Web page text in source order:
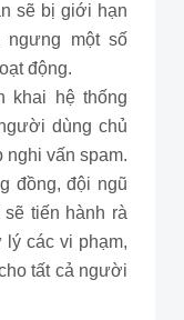
sẽ bị giới hạn
ngưng một số
động.
khai hệ thống
dùng chủ
vấn spam.
đồng, đội ngũ
sẽ tiến hành rà
lý các vi phạm,
tất cả người